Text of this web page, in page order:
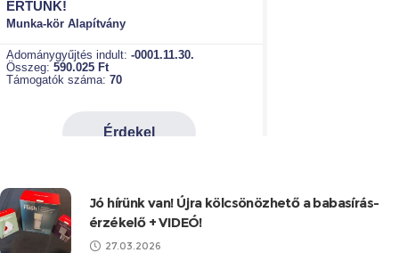
Jó hírünk van! Újra kölcsönözhető a babasírás-
érzékelő + VIDEÓ!
27.03.2026